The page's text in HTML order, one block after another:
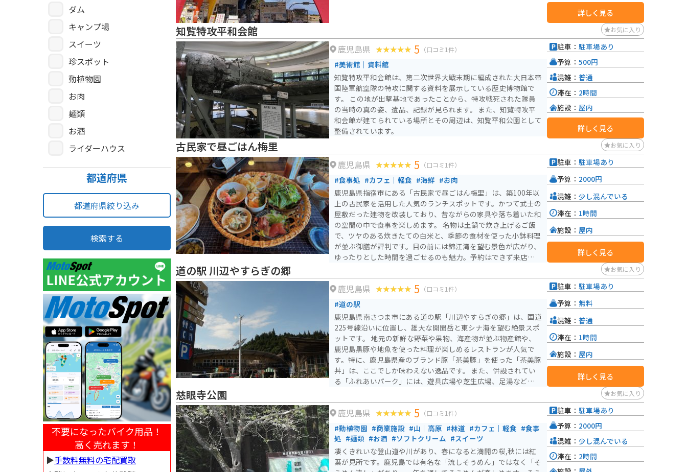
ダム
キャンプ場
スイーツ
珍スポット
動植物園
お肉
麺類
お酒
ライダーハウス
都道府県
都道府県絞り込み
検索する
不要になったバイク用品！
高く売れます！
▶︎手数料無料の宅配買取
詳しく見る
知覧特攻平和会館 お気に入り
鹿児島県 5 （口コミ1件）
#美術館｜資料館
知覧特攻平和会館は、第二次世界大戦末期に編成された大日本帝
国陸軍航空隊の特攻に関する資料を展示している歴史博物館で
す。 この地が出撃基地であったことから、特攻戦死された隊員
の当時の真の姿、遺品、記録が見られます。 また、知覧特攻平
和会館が建てられている場所とその周辺は、知覧平和公園として
整備されています。
駐車： 駐車場あり
予算： 500円
混雑： 普通
滞在： 2時間
施設： 屋内
詳しく見る
古民家で昼ごはん梅里 お気に入り
鹿児島県 5 （口コミ1件）
#食事処 #カフェ｜軽食 #海鮮 #お肉
鹿児島県指宿市にある「古民家で昼ごはん梅里」は、築100年以
上の古民家を活用した人気のランチスポットです。かつて武士の
屋敷だった建物を改装しており、昔ながらの家具や落ち着いた和
の空間の中で食事を楽しめます。 名物は土鍋で炊き上げるご飯
で、ツヤのある炊きたての白米と、季節の食材を使った小鉢料理
が並ぶ御膳が評判です。目の前には錦江湾を望む景色が広がり、
ゆったりとした時間を過ごせるのも魅力。予約はできず来店順で
車場もあるため、指宿周辺をツーリングするライダーのランチ休
憩にも立ち寄りやすい場所ですが、こんなところにあるの！？と
いう場所にあります。スマホでのマップ確認は必須だと思いま
す。 お店までの道は海沿いの景色のいい道路を走るのでツーリ
ング等にはもってこいです。駐車場までの道は少し狭いですが、
駐車場自体は広いです。周辺には砂むし温泉や開聞岳などの観光
地もあり、ドライブやツーリングの途中に訪れるのにも適してい
ます。
駐車： 駐車場あり
予算： 2000円
混雑： 少し混んでいる
滞在： 1時間
施設： 屋内
詳しく見る
道の駅 川辺やすらぎの郷 お気に入り
鹿児島県 5 （口コミ1件）
#道の駅
鹿児島県南さつま市にある道の駅「川辺やすらぎの郷」は、国道
225号線沿いに位置し、雄大な開聞岳と東シナ海を望む絶景スポ
ットです。 地元の新鮮な野菜や果物、海産物が並ぶ物産館や、
鹿児島黒豚や地魚を使った料理が楽しめるレストランが人気で
す。特に、鹿児島県産のブランド豚「茶美豚」を使った「茶美豚
丼」は、ここでしか味わえない逸品です。 また、併設されてい
る「ふれあいパーク」には、遊具広場や芝生広場、足湯などがあ
も広く、休憩スポットとしても最適です。 周辺には、薩摩藩の
歴史を感じられる「知覧武家屋敷群」や、砂蒸し風呂で有名な
「指宿温泉」など、観光スポットも充実しています。道の駅を拠
点に、鹿児島の魅力を満喫してみてはいかがでしょうか。
駐車： 駐車場あり
予算： 無料
混雑： 普通
滞在： 1時間
施設： 屋内
詳しく見る
慈眼寺公園 お気に入り
鹿児島県 5 （口コミ1件）
#動植物園 #商業施設 #山｜高原 #林道 #カフェ｜軽食 #食事
処 #麺類 #お酒 #ソフトクリーム #スイーツ
凄くきれいな登山道や川があり、春になると満開の桜,秋には紅
葉が見所です。鹿児島では有名な「流しそうめん」ではなく「そ
駐車： 駐車場あり
予算： 2000円
混雑： 少し混んでいる
滞在： 2時間